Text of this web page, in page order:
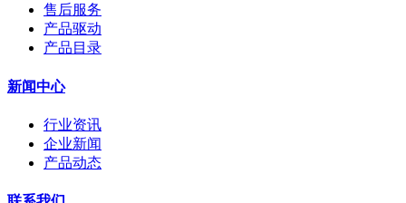
售后服务
产品驱动
产品目录
新闻中心
行业资讯
企业新闻
产品动态